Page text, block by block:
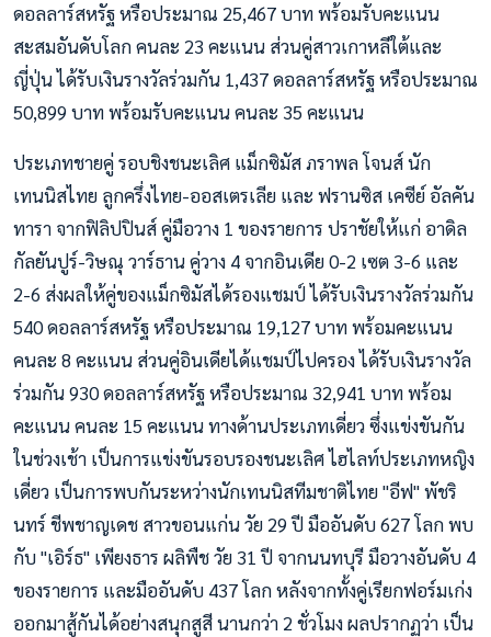
ดอลลาร์สหรัฐ หรือประมาณ 25,467 บาท พร้อมรับคะแนน
สะสมอันดับโลก คนละ 23 คะแนน ส่วนคู่สาวเกาหลีใต้และ
ญี่ปุ่น ได้รับเงินรางวัลร่วมกัน 1,437 ดอลลาร์สหรัฐ หรือประมาณ
50,899 บาท พร้อมรับคะแนน คนละ 35 คะแนน
ประเภทชายคู่ รอบชิงชนะเลิศ แม็กซิมัส ภราพล โจนส์ นัก
เทนนิสไทย ลูกครึ่งไทย-ออสเตรเลีย และ ฟรานซิส เคซีย์ อัลคัน
ทารา จากฟิลิปปินส์ คู่มือวาง 1 ของรายการ ปราชัยให้แก่ อาดิล
กัลยันปูร์-วิษณุ วาร์ธาน คู่วาง 4 จากอินเดีย 0-2 เซต 3-6 และ
2-6 ส่งผลให้คู่ของแม็กซิมัสได้รองแชมป์ ได้รับเงินรางวัลร่วมกัน
540 ดอลลาร์สหรัฐ หรือประมาณ 19,127 บาท พร้อมคะแนน
คนละ 8 คะแนน ส่วนคู่อินเดียได้แชมป์ไปครอง ได้รับเงินรางวัล
ร่วมกัน 930 ดอลลาร์สหรัฐ หรือประมาณ 32,941 บาท พร้อม
คะแนน คนละ 15 คะแนน ทางด้านประเภทเดี่ยว ซึ่งแข่งขันกัน
ในช่วงเช้า เป็นการแข่งขันรอบรองชนะเลิศ ไฮไลท์ประเภทหญิง
เดี่ยว เป็นการพบกันระหว่างนักเทนนิสทีมชาติไทย "อีฟ" พัชริ
นทร์ ชีพชาญเดช สาวขอนแก่น วัย 29 ปี มืออันดับ 627 โลก พบ
กับ "เอิร์ธ" เพียงธาร ผลิพืช วัย 31 ปี จากนนทบุรี มือวางอันดับ 4
ของรายการ และมืออันดับ 437 โลก หลังจากทั้งคู่เรียกฟอร์มเก่ง
ออกมาสู้กันได้อย่างสนุกสูสี นานกว่า 2 ชั่วโมง ผลปรากฏว่า เป็น